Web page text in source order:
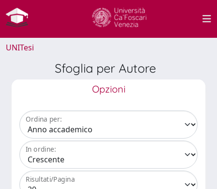
UNITesi
Sfoglia per Autore
Opzioni
Ordina per:
In ordine:
Risultati/Pagina